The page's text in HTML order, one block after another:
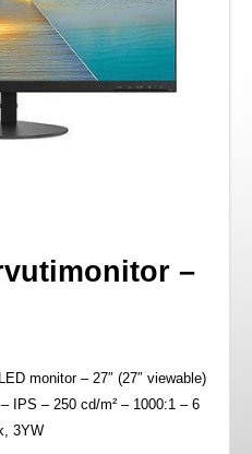
–
monitor – 27″ (27″ viewable)
IPS – 250 cd/m² – 1000:1 – 6
3YW